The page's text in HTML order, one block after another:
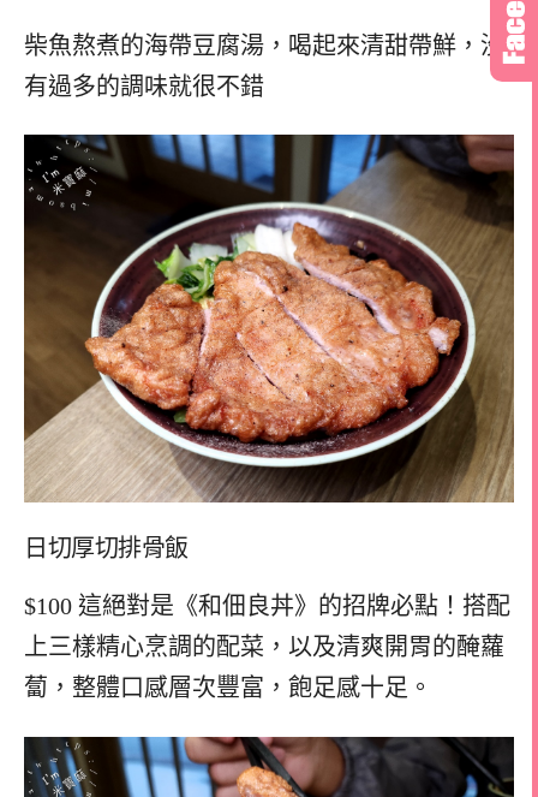
柴魚熬煮的海帶豆腐湯， 喝起來清甜帶鮮， 沒
有過多的調味就很不錯
日切厚切排骨飯
$100 這絕對是《和佃良丼》的招牌必點！搭配
上三樣精心烹調的配菜，以及清爽開胃的醃蘿
蔔，整體口感層次豐富，飽足感十足。